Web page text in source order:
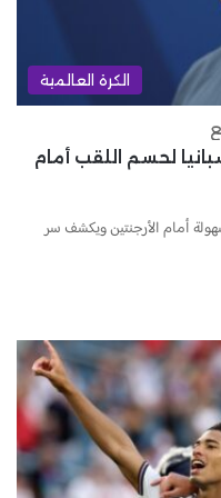
الكرة العالمية
لحسم اللقب أمام
أمام الأرجنتين ويكشف سر